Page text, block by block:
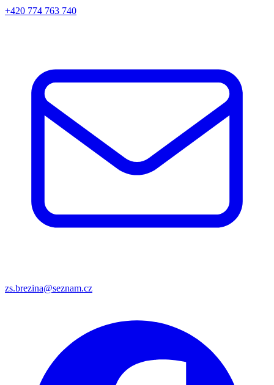
+420 774 763 740
zs.brezina@seznam.cz